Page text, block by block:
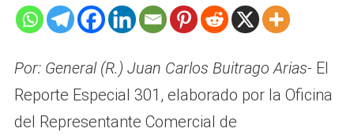
Por: General (R.) Juan Carlos Buitrago Arias- El
Reporte Especial 301, elaborado por la Oficina
del Representante Comercial de